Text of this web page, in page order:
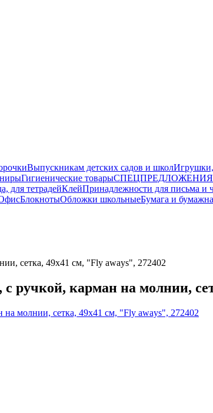
Выпускникам детских садов и школИгрушки,
Гигиенические товарыСПЕЦПРЕДЛОЖЕНИЯ
для тетрадейКлейПринадлежности для письма и
БлокнотыОбложки школьныеБумага и
сетка, 49х41 см, "Fly aways", 272402
карман на молнии,